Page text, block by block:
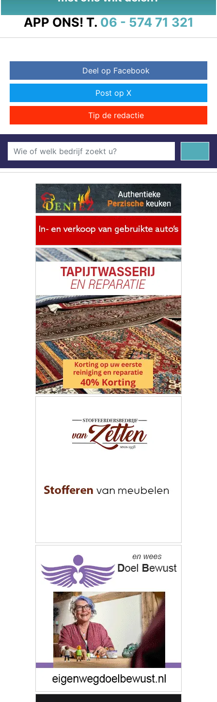
APP ONS! T. 06 - 574 71 321
Deel op Facebook
Post op X
Tip de redactie